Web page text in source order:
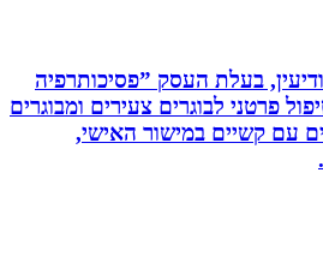
בעלת העסק ”פסיכותרפיה
לבוגרים צעירים ומבוגרים
עם קשיים במישור האישי,